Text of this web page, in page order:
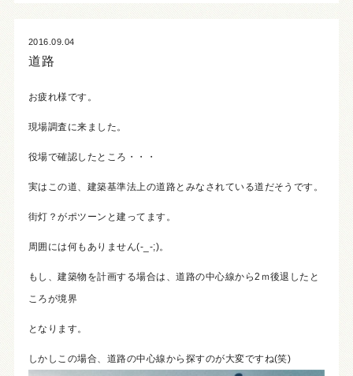
2016.09.04
道路
お疲れ様です。
現場調査に来ました。
役場で確認したところ・・・
実はこの道、建築基準法上の道路とみなされている道だそうです。
街灯？がポツーンと建ってます。
周囲には何もありません(-_-;)。
もし、建築物を計画する場合は、道路の中心線から2ｍ後退したと
ころが境界
となります。
しかしこの場合、道路の中心線から探すのが大変ですね(笑)